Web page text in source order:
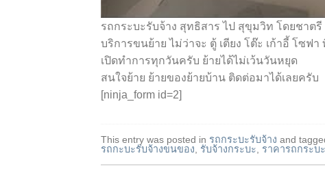
รถกระบะรับจ้าง สุทธิสาร ไป สุขุมวิท โดยชาต
บริการขนย้าย ไม่ว่าจะ ตู้ เตียง โต๊ะ เก้าอี้ โซฟ
เปิดทำการทุกวันครับ ย้ายได้ไม่เว้นวันหยุด
สนใจย้าย ย้ายของย้ายบ้าน ติดต่อมาได้เลยครับ
[ninja_form id=2]
This entry was posted in รถกระบะรับจ้าง and
รถกะบะรับจ้างขนของ
รับจ้างกระบะ ราคารถกระบ